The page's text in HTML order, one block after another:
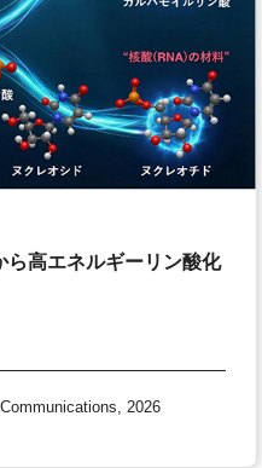
ら高エネルギーリン酸化
2026